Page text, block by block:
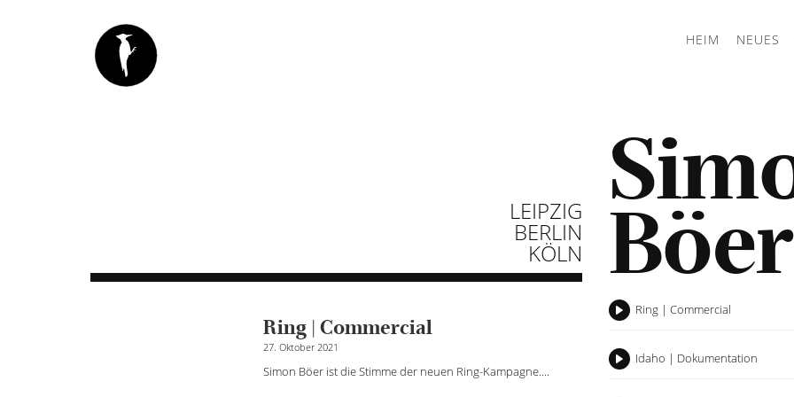
HEIM NEUES
LEIPZIG
BERLIN
KÖLN Böer
Ring | Commercial
27. Oktober 2021
Simon Böer ist die Stimme der neuen Ring-Kampagne....
Play
Ring | Commercial
Play
Idaho | Dokumentation